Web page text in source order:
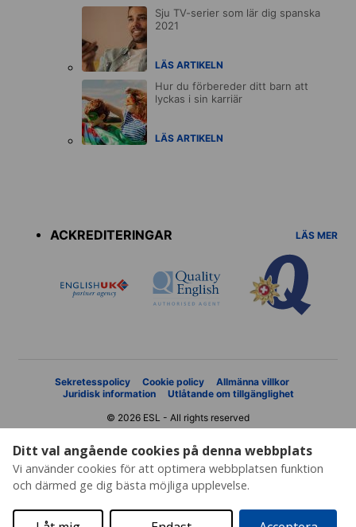
Ditt val angående cookies på denna webbplats
Vi använder cookies för att optimera webbplatsen funktion
och därmed ge dig bästa möjliga upplevelse.
Sju TV-serier som lär dig spanska
2021
LÄS ARTIKELN
Hur du förbereder ditt barn att
lyckas i sin karriär
LÄS ARTIKELN
ACKREDITERINGAR
LÄS MER
Sekretesspolicy Cookie policy
Allmänna villkor
Juridisk information
Utlåtande om tillgänglighet
© 2026 ESL - All rights reserved